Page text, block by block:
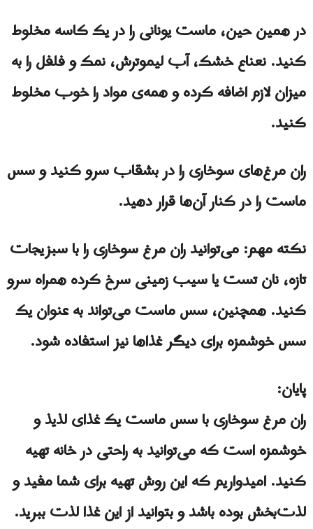
در همین حین، ماست یونانی را در یک کاسه مخلوط
کنید. نعناع خشک، آب لیموترش، نمک و فلفل را به
میزان لازم اضافه کرده و همه‌ی مواد را خوب مخلوط
کنید.
ران مرغ‌های سوخاری را در بشقاب سرو کنید و سس
ماست را در کنار آن‌ها قرار دهید.
نکته مهم: می‌توانید ران مرغ سوخاری را با سبزیجات
تازه، نان تست یا سیب زمینی سرخ کرده همراه سرو
کنید. همچنین، سس ماست می‌تواند به عنوان یک
سس خوشمزه برای دیگر غذاها نیز استفاده شود.
پایان:
ران مرغ سوخاری با سس ماست یک غذای لذیذ و
خوشمزه است که می‌توانید به راحتی در خانه تهیه
کنید. امیدواریم که این روش تهیه برای شما مفید و
لذت‌بخش بوده باشد و بتوانید از این غذا لذت ببرید.